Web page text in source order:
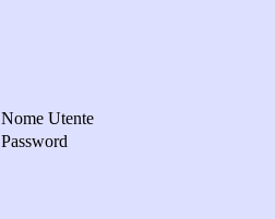
Nome Utente
Password